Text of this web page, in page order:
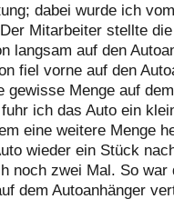
dabei wurde ich
Mitarbeiter stellte
langsam auf den
fiel vorne auf den
gewisse Menge auf
ich das Auto ein
eine weitere Menge
wieder ein Stück
noch zwei Mal. So war
dem Autoanhänger